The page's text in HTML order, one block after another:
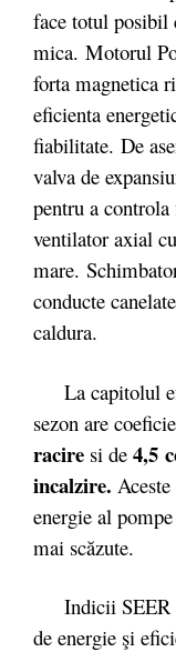
face totul posibil
mica. Motorul
forta magnetica
eficienta
fiabilitate. De
valva de
pentru a
ventilator axial
mare.
conducte
caldura.
La capitolul
sezon are
racire si de 4,5
incalzire.
energie al
mai scăzute.
Indicii SEER
de energie şi